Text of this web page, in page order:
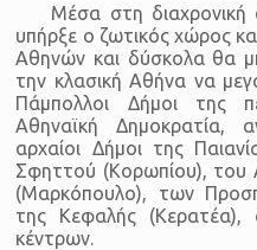
Μέσα στη διαχρονική
υπήρξε ο ζωτικός χώρος
Αθηνών και δύσκολα θα
την κλασική Αθήνα να
Πάμπολλοι Δήμοι της
Αθηναϊκή Δημοκρατία,
αρχαίοι Δήμοι της
Σφηττού (Κορωπίου), του
(Μαρκόπουλο), των
της Κεφαλής (Κερατέα),
κέντρων.